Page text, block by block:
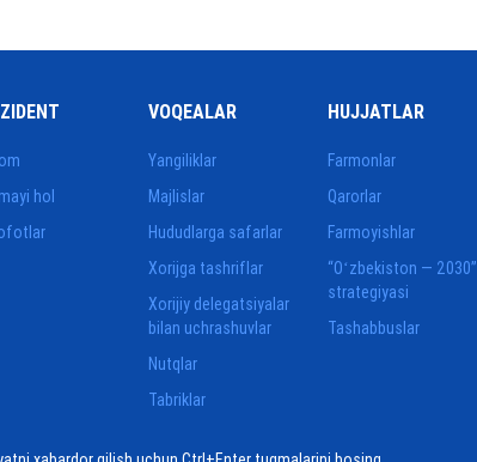
hol
VOQEALAR
Yangiliklar
Majlislar
Hududlarga safarlar
Xorijga tashriflar
Xorijiy delegatsiyalar
bilan uchrashuvlar
Nutqlar
Tabriklar
HUJJATLAR
Farmonlar
Qarorlar
Farmoyishlar
“Oʻzbekiston — 2030”
strategiyasi
Tashabbuslar